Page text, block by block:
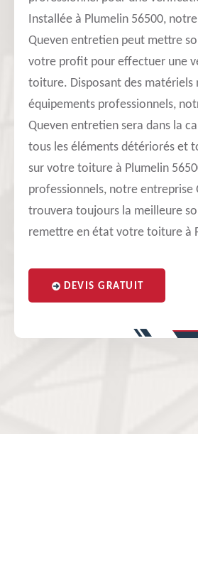
Installée à Plumelin 56500,
Queven entretien peut mettre
votre profit pour effectuer une
toiture. Disposant des matériels
équipements professionnels,
Queven entretien sera dans la
tous les éléments détériorés et
sur votre toiture à Plumelin
professionnels, notre entreprise
trouvera toujours la meilleure
remettre en état votre toiture à
DEVIS GRATUIT